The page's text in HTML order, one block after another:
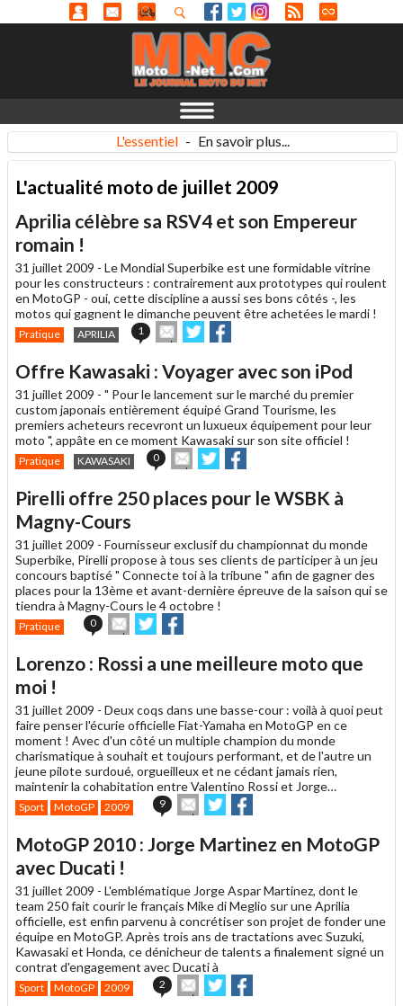
L'essentiel - En savoir plus...
L'actualité moto de juillet 2009
Aprilia célèbre sa RSV4 et son Empereur
romain !
31 juillet 2009 - Le Mondial Superbike est une formidable vitrine
pour les constructeurs : contrairement aux prototypes qui roulent
en MotoGP - oui, cette discipline a aussi ses bons côtés -, les
motos qui gagnent le dimanche peuvent être achetées le mardi !
Pratique APRILIA 1
Envoyer
cet
à
un
ami
Partager
sur sur
Offre Kawasaki : Voyager avec son iPod
31 juillet 2009 - " Pour le lancement sur le marché du premier
custom japonais entièrement équipé Grand Tourisme, les
premiers acheteurs recevront un luxueux équipement pour leur
moto ", appâte en ce moment Kawasaki sur son site officiel !
Pratique KAWASAKI 0
Envoyer
cet
à
Partager
sur sur
Pirelli offre 250 places pour le WSBK à
Magny-Cours
31 juillet 2009 - Fournisseur exclusif du championnat du monde
Superbike, Pirelli propose à tous ses clients de participer à un jeu
concours baptisé " Connecte toi à la tribune " afin de gagner des
places pour la 13ème et avant-dernière épreuve de la saison qui se
tiendra à Magny-Cours le 4 octobre !
Pratique 0
Envoyer
cet
à
Partager
sur sur
Lorenzo : Rossi a une meilleure moto que
moi !
31 juillet 2009 - Deux coqs dans une basse-cour : voilà à quoi peut
faire penser l'écurie officielle Fiat-Yamaha en MotoGP en ce
moment ! Avec d'un côté un multiple champion du monde
charismatique à souhait et toujours performant, et de l'autre un
jeune pilote surdoué, orgueilleux et ne cédant jamais rien,
maintenir la cohabitation entre Valentino Rossi et Jorge…
Sport MotoGP 2009 9
Envoyer
cet
à
Partager
sur sur
MotoGP 2010 : Jorge Martinez en MotoGP
avec Ducati !
31 juillet 2009 - L'emblématique Jorge Aspar Martinez, dont le
team 250 fait courir le français Mike di Meglio sur une Aprilia
officielle, est enfin parvenu à concrétiser son projet de fonder une
équipe en MotoGP. Après trois ans de tractations avec Suzuki,
Kawasaki et Honda, ce dénicheur de talents a finalement signé un
contrat d'engagement avec Ducati à
Sport MotoGP 2009 2
Envoyer
cet
Partager
sur sur